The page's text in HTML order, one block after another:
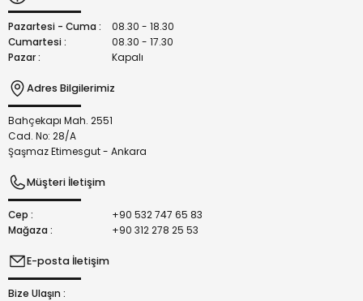
Bu ürüne benzer farklı alternatifler olmalı.
Pazartesi - Cuma :
08.30 - 18.30
Cumartesi :
08.30 - 17.30
Pazar :
Kapalı
Adres Bilgilerimiz
Bahçekapı Mah. 2551
Cad. No: 28/A
Şaşmaz Etimesgut - Ankara
Müşteri İletişim
Cep :
+90 532 747 65 83
Mağaza :
+90 312 278 25 53
E-posta İletişim
Bize Ulaşın :